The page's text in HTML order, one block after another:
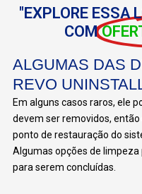
"EXPLORE ESSA
COM
ALGUMAS DAS
REVO
Em alguns casos raros, ele
devem ser removidos,
ponto de restauração do
Algumas opções de
para serem concluídas.